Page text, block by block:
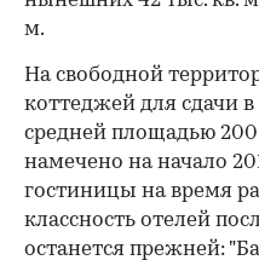
м.
На свободной
коттеджей для сдачи
средней площадью
намечено на начало
гостиницы на время
класс­ность отелей
останется прежней: